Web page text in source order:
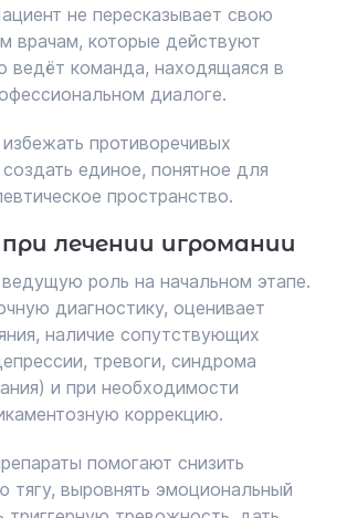
не пересказывает свою
врачам, которые действуют
ведёт команда, находящаяся в
диалоге.
противоречивых
единое, понятное для
пространство.
лечении игромании
роль на начальном этапе.
диагностику, оценивает
наличие сопутствующих
тревоги, синдрома
и при необходимости
коррекцию.
помогают снизить
тягу, выровнять эмоциональный